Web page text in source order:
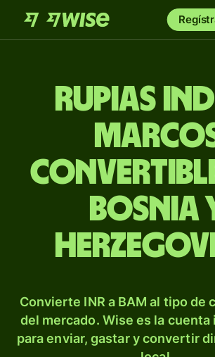
Rupias
Bosnia
Convierte INR a BAM al tipo de
del mercado. Wise es la
para enviar, gastar y convertir